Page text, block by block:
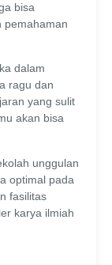
bisa
pemahaman
dalam
ragu dan
yang sulit
akan bisa
unggulan
optimal pada
fasilitas
karya ilmiah